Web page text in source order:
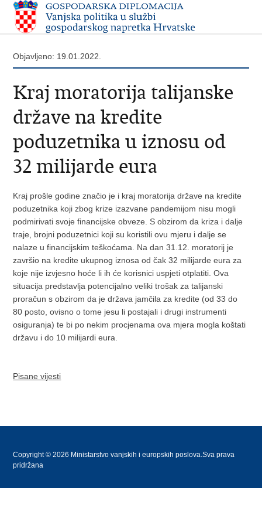
Objavljeno: 19.01.2022.
Kraj moratorija talijanske
države na kredite
poduzetnika u iznosu od
32 milijarde eura
Kraj prošle godine značio je i kraj moratorija države na kredite
poduzetnika koji zbog krize izazvane pandemijom nisu mogli
podmirivati svoje financijske obveze. S obzirom da kriza i dalje
traje, brojni poduzetnici koji su koristili ovu mjeru i dalje se
nalaze u financijskim teškoćama. Na dan 31.12. moratorij je
završio na kredite ukupnog iznosa od čak 32 milijarde eura za
koje nije izvjesno hoće li ih će korisnici uspjeti otplatiti. Ova
situacija predstavlja potencijalno veliki trošak za talijanski
proračun s obzirom da je država jamčila za kredite (od 33 do
80 posto, ovisno o tome jesu li postajali i drugi instrumenti
osiguranja) te bi po nekim procjenama ova mjera mogla koštati
državu i do 10 milijardi eura.
Pisane vijesti
Copyright © 2026 Ministarstvo vanjskih i europskih poslova.Sva prava
pridržana